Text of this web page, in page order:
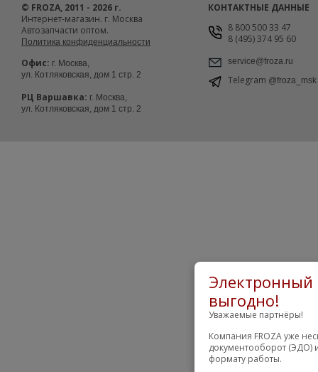
Электронный
выгодно!
Уважаемые партнёры!
Компания FROZA уже
документооборот (ЭДО)
формату работы.
© FROZA, 2011 - 2026 г.
Интернет-магазин. г. Москва
Автозапчасти оптом.
Политика конфиденциальности
Офис: г. Москва,
ул. Котляковская, дом 1 стр. 2
РЦ Варшавка: г. Москва,
ул. Котляковская, дом 1 стр. 2
КОНТАКТНЫЕ ДАННЫЕ
8 800 500 33 47
8 (495) 374 95 60
service@froza.ru
Telegram @froza_msk